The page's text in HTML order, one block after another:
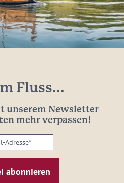
Fluss...
unserem Newsletter
mehr verpassen!